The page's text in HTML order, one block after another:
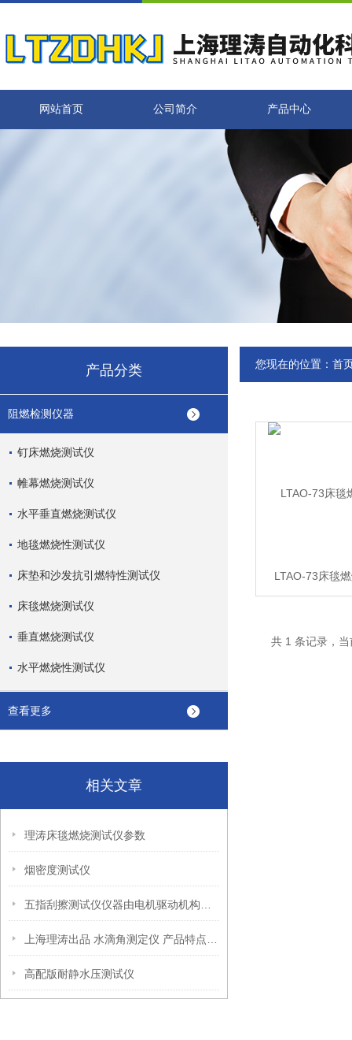
网站首页 公司简介 产品中心
产品分类
阻燃检测仪器
钉床燃烧测试仪
帷幕燃烧测试仪
水平垂直燃烧测试仪
地毯燃烧性测试仪
床垫和沙发抗引燃特性测试仪
床毯燃烧测试仪
垂直燃烧测试仪
水平燃烧性测试仪
查看更多
相关文章
理涛床毯燃烧测试仪参数
烟密度测试仪
高配版耐静水压测试仪
您现在的位置： 首
LTAO-73床毯
共 1 条记录，